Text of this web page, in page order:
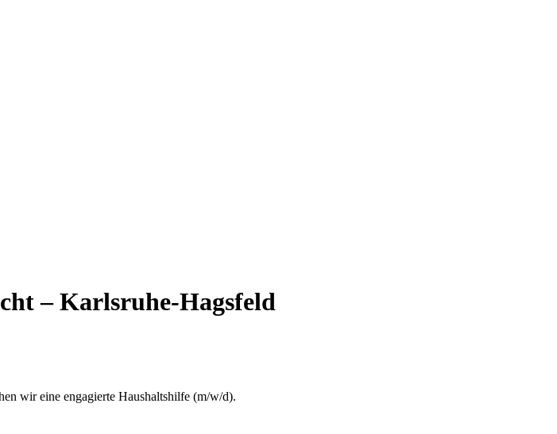
– Karlsruhe-Hagsfeld
wir eine engagierte Haushaltshilfe (m/w/d).